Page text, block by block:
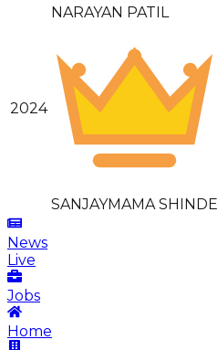
2024
NARAYAN PATIL
SANJAYMAMA SHINDE
News
Live
Jobs
Home